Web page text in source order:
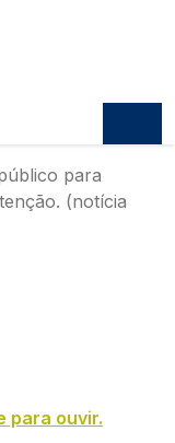
para ouvir.